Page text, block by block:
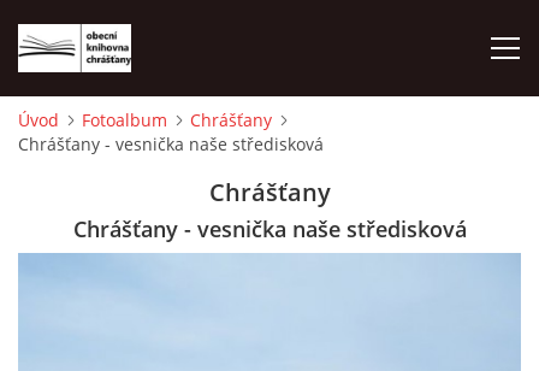
ÚVOD
LETNÍ KINO 2026
Úvod Fotoalbum
Chrášťany
Chrášťany - vesnička naše středisková
Chrášťany
Chrášťany - vesnička naše středisková